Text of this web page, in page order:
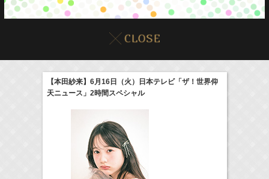
本日の出演情報 8/10(Mon) イベント販売情報
【本田紗来】6月16日（火）日本テレビ「ザ！世界仰
天ニュース」2時間スペシャル